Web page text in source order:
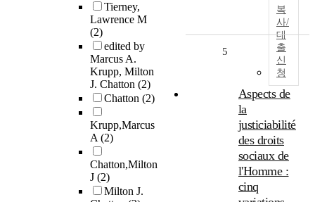
Tierney,
Lawrence M
(2)
edited by
Marcus A.
Krupp, Milton
J. Chatton (2)
Chatton (2)
Krupp,Marcus
A(2)
Chatton,Milton
J (2)
Milton J.
복
사/
대
출
신
청
5
Aspects de
la
justiciabilité
des droits
sociaux de
l'Homme :
cinq